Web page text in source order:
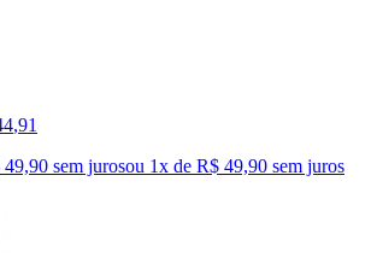
,91
sem jurosou 1x de R$ 49,90 sem juros